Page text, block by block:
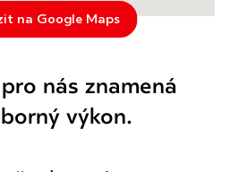
na Google Maps
nás znamená
výkon.